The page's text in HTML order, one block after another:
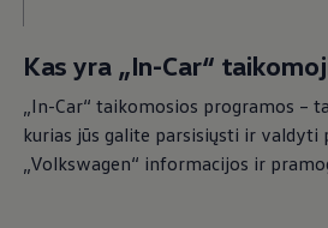
priklausomai nuo modelio, modelio
Čia rasite sąlygas ir papildomą
atskiras paslaugas savo
Kas yra „In-Car“
„In-Car“ taikomosios programos –
kurias jūs galite parsisiųsti ir valdyti
„Volkswagen“ informacijos ir